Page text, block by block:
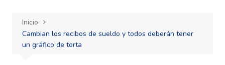
Inicio
Cambian los recibos de sueldo y todos deberán tener
un gráfico de torta